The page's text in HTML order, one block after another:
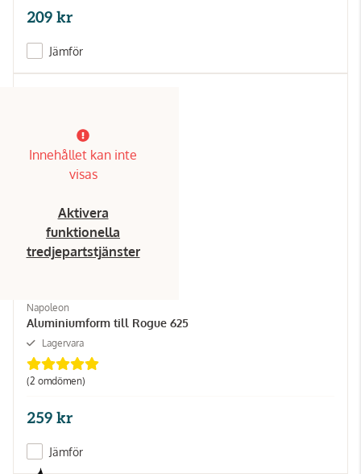
209 kr
Jämför
Innehållet kan inte
visas
Aktivera
funktionella
tredjepartstjänster
Napoleon
Aluminiumform till Rogue 625
Lagervara
(2 omdömen)
259 kr
Jämför